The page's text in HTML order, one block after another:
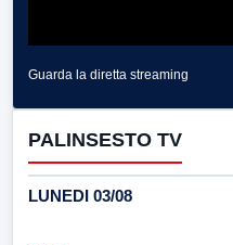
Guarda la diretta streaming
PALINSESTO TV
LUNEDI 03/08